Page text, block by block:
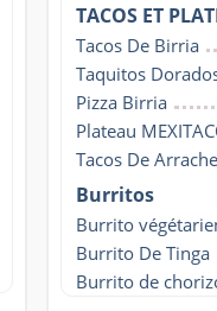
TACOS ET
Tacos De Birria
Taquitos
Pizza Birria
Plateau
Tacos De
Burritos
Burrito
Burrito De Tinga
Burrito de